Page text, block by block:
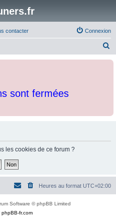
contacter Connexion
c
e
sont fermées
les cookies de ce forum ?
Heures au format UTC+02:00
Software © phpBB Limited
phpBB-fr.com